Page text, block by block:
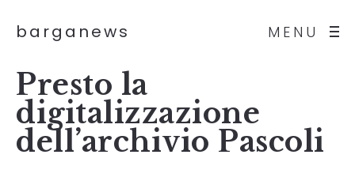
MENU
barganews
Presto la
digitalizzazione
dell’archivio Pascoli